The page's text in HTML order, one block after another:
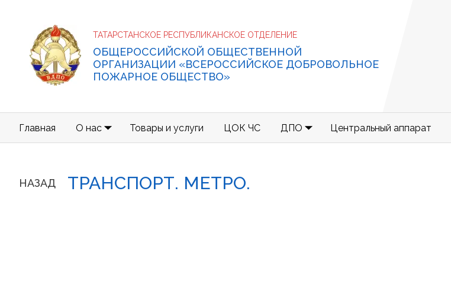
ТАТАРСТАНСКОЕ РЕСПУБЛИКАНСКОЕ ОТДЕЛЕНИЕ
ОБЩЕРОССИЙСКОЙ ОБЩЕСТВЕННОЙ
ОРГАНИЗАЦИИ «ВСЕРОССИЙСКОЕ ДОБРОВОЛЬНОЕ
ПОЖАРНОЕ ОБЩЕСТВО»
Главная О нас Товары и услуги ЦОК ЧС ДПО Центральный аппарат
НАЗАД ТРАНСПОРТ. МЕТРО.